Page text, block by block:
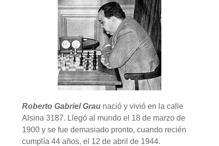
Roberto Gabriel Graunació y vivió en la calle
Alsina 3187. Llegó al mundo el 18 de marzo de
1900 y se fue demasiado pronto, cuando recién
cumplía 44 años, el 12 de abril de 1944.